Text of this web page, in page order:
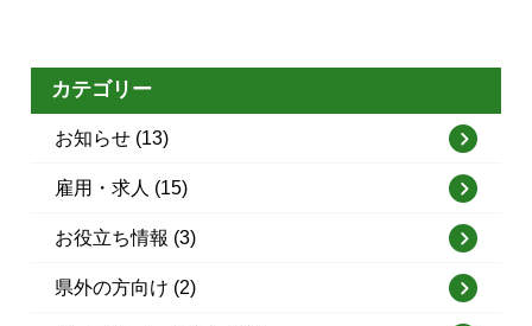
カテゴリー
お知らせ (13)
雇用・求人 (15)
お役立ち情報 (3)
県外の方向け (2)